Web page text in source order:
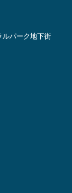
パーク地下街